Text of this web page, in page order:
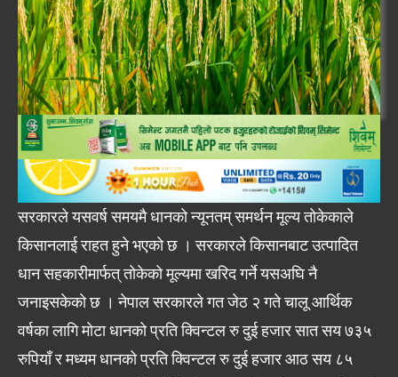
सरकारले यसवर्ष समयमै धानको न्यूनतम् समर्थन मूल्य तोकेकाले
किसानलाई राहत हुने भएको छ । सरकारले किसानबाट उत्पादित
धान सहकारीमार्फत् तोकेको मूल्यमा खरिद गर्ने यसअघि नै
जनाइसकेको छ । नेपाल सरकारले गत जेठ २ गते चालू आर्थिक
वर्षका लागि मोटा धानको प्रति क्विन्टल रु दुई हजार सात सय ७३५
रुपियाँ र मध्यम धानको प्रति क्विन्टल रु दुई हजार आठ सय ८५